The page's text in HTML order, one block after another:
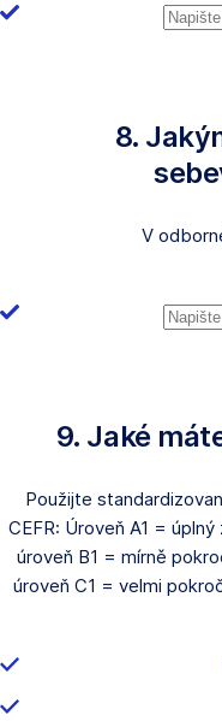
8.
V
9. Jaké
Použijte
CEFR: Úroveň A1 =
úroveň B1 = mírně
úroveň C1 = velmi